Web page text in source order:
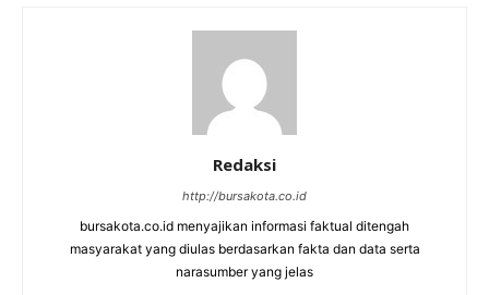
Redaksi
http://bursakota.co.id
bursakota.co.id menyajikan informasi faktual ditengah
masyarakat yang diulas berdasarkan fakta dan data serta
narasumber yang jelas